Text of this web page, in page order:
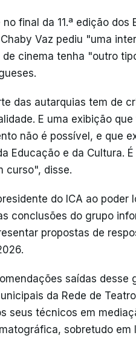
final da 11.ª edição
Vaz pediu "uma
de cinema tenha "outro
das autarquias tem de
E uma exibição
não é possível, e que
Educação e da Cultura.
curso", disse.
do ICA ao
conclusões do grupo
propostas de
saídas
da Rede de
seus técnicos em
sobretudo em